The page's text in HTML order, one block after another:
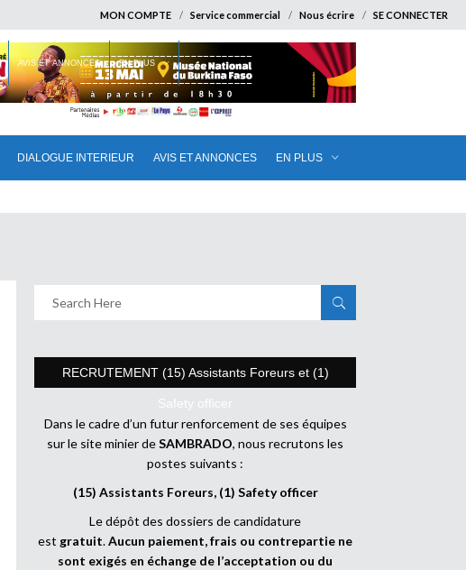
MON COMPTE Service commercial Nous écrire SE CONNECTER
DIALOGUE INTERIEUR AVIS ET ANNONCES EN PLUS
AVIS ET ANNONCES EN PLUS
RECRUTEMENT (15) Assistants Foreurs et (1)
Safety officer
Dans le cadre d’un futur renforcement de ses équipes
sur le site minier deSAMBRADO, nous recrutons les
postes suivants :
(15) Assistants Foreurs, (1) Safety officer
Le dépôt des dossiers de candidature
est gratuit.Aucun paiement, frais ou contrepartie ne
sont exigés en échange de l’acceptation ou du